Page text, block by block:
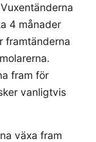
4 månader
framtänderna
fram för
vanligtvis
växa fram